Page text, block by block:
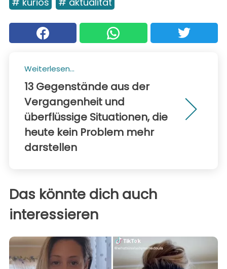
Weiterlesen...
13 Gegenstände aus der
Vergangenheit und
überflüssige Situationen, die
heute kein Problem mehr
darstellen
Das könnte dich auch
interessieren